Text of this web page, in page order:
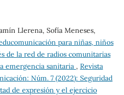
Llerena, Sofía Meneses,
para niñas, niños
de la red de radios comunitarias
emergencia sanitaria , Revista
Núm. 7 (2022): Seguridad
de expresión y el ejercicio